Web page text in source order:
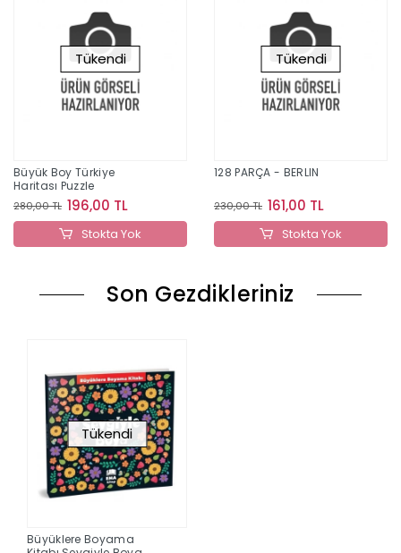
Tükendi
Büyük Boy Türkiye
Haritası Puzzle
280,00 TL 196,00 TL
Stokta Yok
Tükendi
128 PARÇA - BERLIN
230,00 TL 161,00 TL
Stokta Yok
Son Gezdikleriniz
Tükendi
Büyüklere Boyama